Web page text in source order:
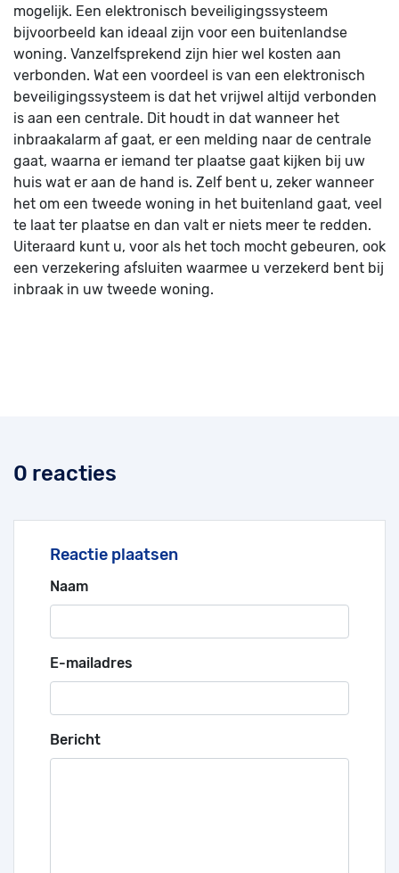
mogelijk. Een elektronisch beveiligingssysteem
bijvoorbeeld kan ideaal zijn voor een buitenlandse
woning. Vanzelfsprekend zijn hier wel kosten aan
verbonden. Wat een voordeel is van een elektronisch
beveiligingssysteem is dat het vrijwel altijd verbonden
is aan een centrale. Dit houdt in dat wanneer het
inbraakalarm af gaat, er een melding naar de centrale
gaat, waarna er iemand ter plaatse gaat kijken bij uw
huis wat er aan de hand is. Zelf bent u, zeker wanneer
het om een tweede woning in het buitenland gaat, veel
te laat ter plaatse en dan valt er niets meer te redden.
Uiteraard kunt u, voor als het toch mocht gebeuren, ook
een verzekering afsluiten waarmee u verzekerd bent bij
inbraak in uw tweede woning.
0 reacties
Reactie plaatsen
Naam
E-mailadres
Bericht